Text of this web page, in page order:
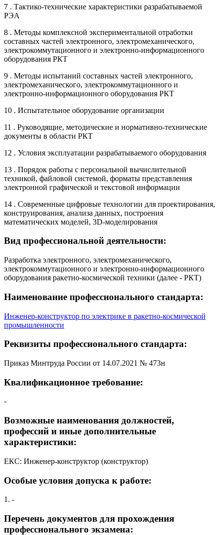
7 . Тактико-технические характеристики разрабатываемой
РЭА
8 . Методы комплексной экспериментальной отработки
составных частей электронного, электромеханического,
электрокоммутационного и электронно-информационного
оборудования РКТ
9 . Методы испытаний составных частей электронного,
электромеханического, электрокоммутационного и
электронно-информационного оборудования РКТ
10 . Испытательное оборудование организации
11 . Руководящие, методические и нормативно-технические
документы в области РКТ
12 . Условия эксплуатации разрабатываемого оборудования
13 . Порядок работы с персональной вычислительной
техникой, файловой системой, форматы представления
электронной графической и текстовой информации
14 . Современные цифровые технологии для проектирования,
конструирования, анализа данных, построения
математических моделей, 3D-моделирования
Вид профессиональной деятельности:
Разработка электронного, электромеханического,
электрокоммутационного и электронно-информационного
оборудования ракетно-космической техники (далее - РКТ)
Наименование профессионального стандарта:
Инженер-конструктор по электрике в ракетно-космической
промышленности
Реквизиты профессионального стандарта:
Приказ Минтруда России от 14.07.2021 № 473н
Квалификационное требование:
-
Возможные наименования должностей,
профессий и иные дополнительные
характеристики:
ЕКС: Инженер-конструктор (конструктор)
Особые условия допуска к работе:
1. -
Перечень документов для прохождения
профессионального экзамена: